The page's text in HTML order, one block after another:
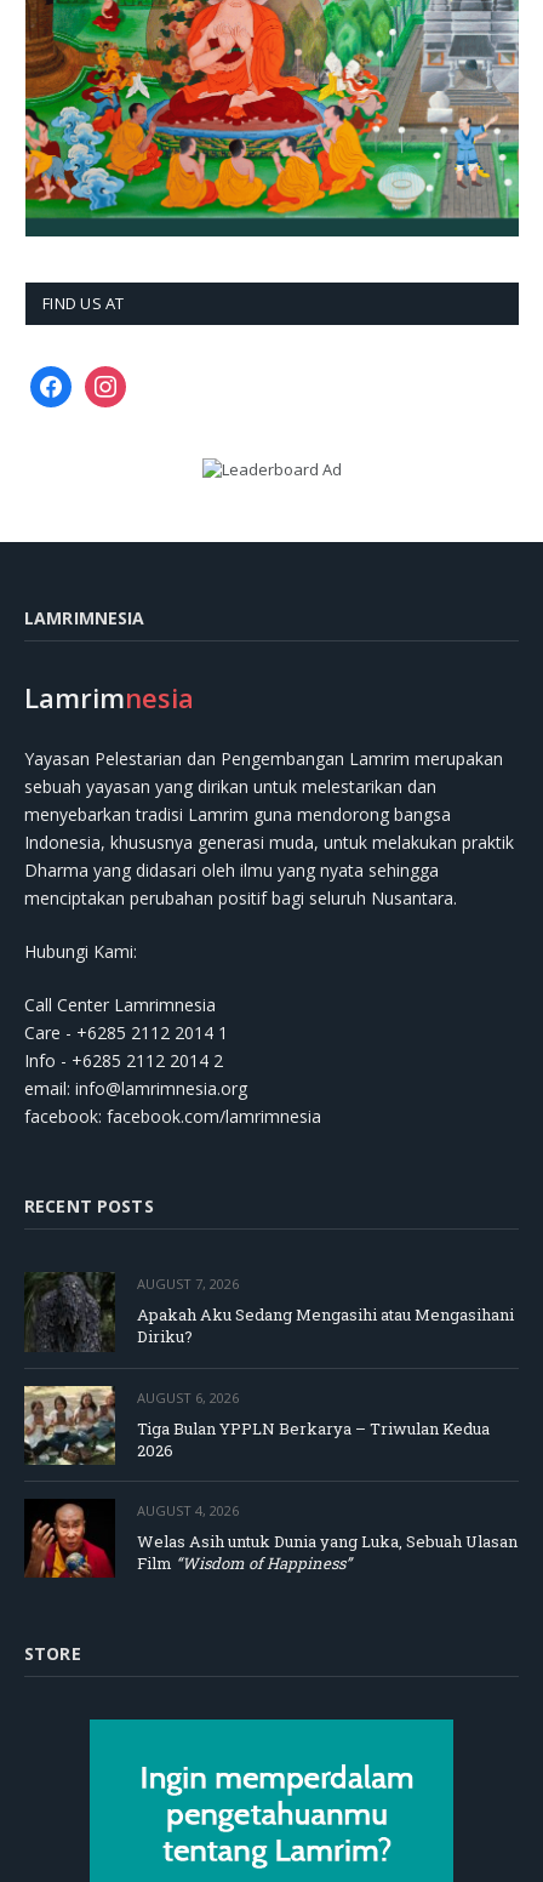
FIND US AT
facebookinstagram
LAMRIMNESIA
Lamrimnesia
Yayasan Pelestarian dan Pengembangan Lamrim merupakan
sebuah yayasan yang dirikan untuk melestarikan dan
menyebarkan tradisi Lamrim guna mendorong bangsa
Indonesia, khususnya generasi muda, untuk melakukan praktik
Dharma yang didasari oleh ilmu yang nyata sehingga
menciptakan perubahan positif bagi seluruh Nusantara.
Hubungi Kami:
Call Center Lamrimnesia
Care - +6285 2112 2014 1
Info - +6285 2112 2014 2
email: info@lamrimnesia.org
facebook: facebook.com/lamrimnesia
RECENT POSTS
AUGUST 7, 2026
Apakah Aku Sedang Mengasihi atau Mengasihani
Diriku?
AUGUST 6, 2026
Tiga Bulan YPPLN Berkarya – Triwulan Kedua
2026
AUGUST 4, 2026
Welas Asih untuk Dunia yang Luka, Sebuah Ulasan
Film “Wisdom of Happiness”
STORE